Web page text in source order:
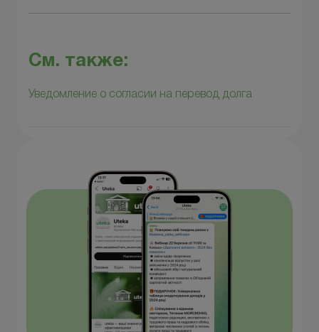
См. также:
Уведомление о согласии на перевод долга